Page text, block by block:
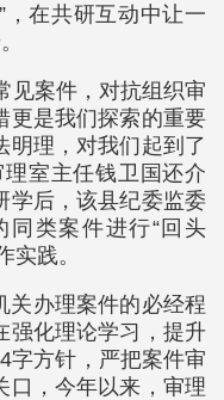
，在共研互动中让一
见案件，对抗组织审
更是我们探索的重要
明理，对我们起到了
室主任钱卫国还介
学后，该县纪委监委
类案件进行“回头
实践。
关办理案件的必经程
强化理论学习，提升
字方针，严把案件审
口，今年以来，审理